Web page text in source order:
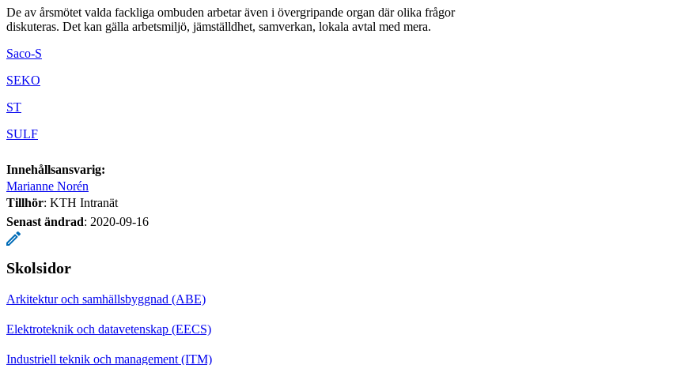
De av årsmötet valda fackliga ombuden arbetar även i övergripande organ där olika frågor
diskuteras. Det kan gälla arbetsmiljö, jämställdhet, samverkan, lokala avtal med mera.
Saco-S
SEKO
ST
SULF
Innehållsansvarig:
Marianne Norén
Tillhör: KTH Intranät
Senast ändrad: 2020-09-16
Skolsidor
Arkitektur och samhällsbyggnad (ABE)
Elektroteknik och datavetenskap (EECS)
Industriell teknik och management (ITM)